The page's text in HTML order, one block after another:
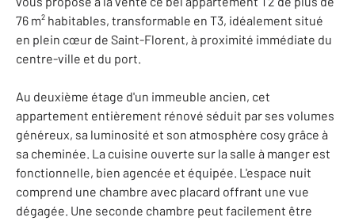
76 m² habitables, transformable en T3, idéalement situé
en plein cœur de Saint-Florent, à proximité immédiate du
centre-ville et du port.
Au deuxième étage d'un immeuble ancien, cet
appartement entièrement rénové séduit par ses volumes
généreux, sa luminosité et son atmosphère cosy grâce à
sa cheminée. La cuisine ouverte sur la salle à manger est
fonctionnelle, bien agencée et équipée. L'espace nuit
comprend une chambre avec placard offrant une vue
dégagée. Une seconde chambre peut facilement être